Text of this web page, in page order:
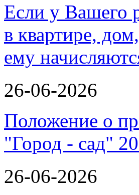
Если у Вашего
в квартире,
ему
26-06-2026
Положение о
"Город - сад"
26-06-2026